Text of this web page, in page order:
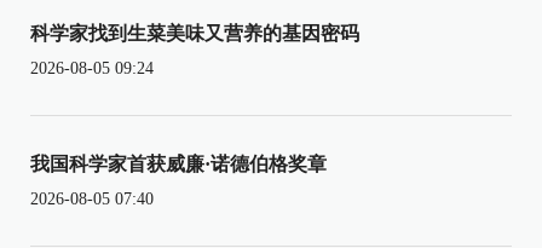
科学家找到生菜美味又营养的基因密码
2026-08-05 09:24
我国科学家首获威廉·诺德伯格奖章
2026-08-05 07:40